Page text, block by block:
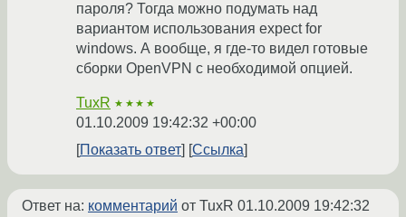
пароля? Тогда можно подумать над
вариантом использования expect for
windows. А вообще, я где-то видел готовые
сборки OpenVPN с необходимой опцией.
TuxR ★★★★
01.10.2009 19:42:32 +00:00
Показать ответ
Ссылка
Ответ на: комментарий от TuxR 01.10.2009 19:42:32